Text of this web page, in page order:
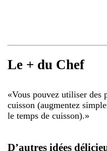
Le + du Chef
«Vous pouvez utiliser des
cuisson (augmentez
le temps de cuisson).»
D’autres idées